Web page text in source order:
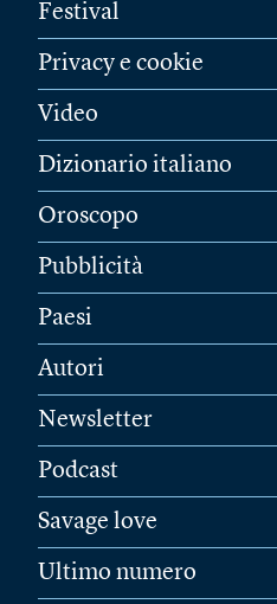
Festival
Privacy e cookie
Video
Dizionario italiano
Oroscopo
Pubblicità
Paesi
Autori
Newsletter
Podcast
Savage love
Ultimo numero